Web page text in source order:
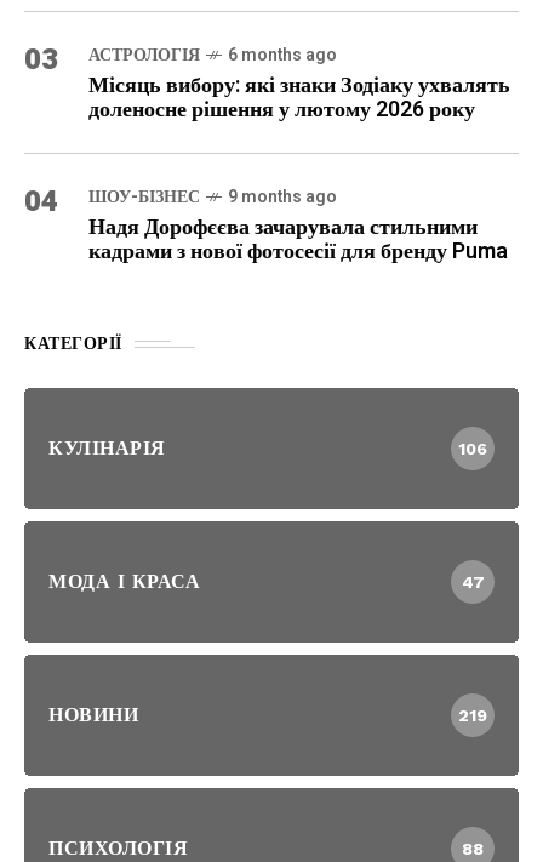
03 АСТРОЛОГІЯ 6 months ago
Місяць вибору: які знаки Зодіаку ухвалять
доленосне рішення у лютому 2026 року
04 ШОУ-БІЗНЕС 9 months ago
Надя Дорофєєва зачарувала стильними
кадрами з нової фотосесії для бренду Puma
КАТЕГОРІЇ
КУЛІНАРІЯ 106
МОДА І КРАСА 47
НОВИНИ 219
ПСИХОЛОГІЯ 88